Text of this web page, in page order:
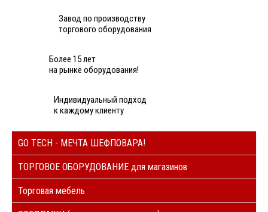
Завод по производству
торгового оборудования
Более 15 лет
на рынке оборудования!
Индивидуальный подход
к каждому клиенту
GO TECH - МЕЧТА ШЕФПОВАРА!
ТОРГОВОЕ ОБОРУДОВАНИЕ для магазинов
Торговая мебель